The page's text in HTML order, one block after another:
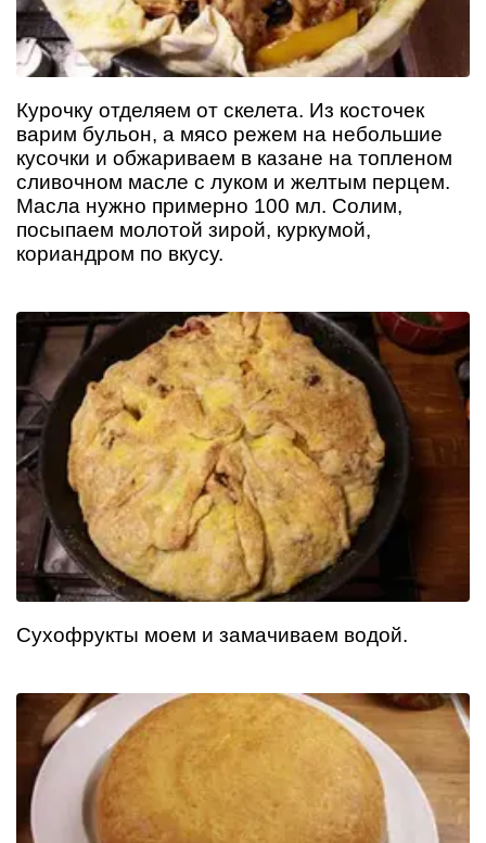
Курочку отделяем от скелета. Из косточек
варим бульон, а мясо режем на небольшие
кусочки и обжариваем в казане на топленом
сливочном масле с луком и желтым перцем.
Масла нужно примерно 100 мл. Солим,
посыпаем молотой зирой, куркумой,
кориандром по вкусу.
Сухофрукты моем и замачиваем водой.